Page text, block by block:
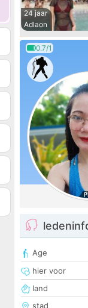
24 jaar
Adlaon
0.7/1
Age
hier voor
land
stad